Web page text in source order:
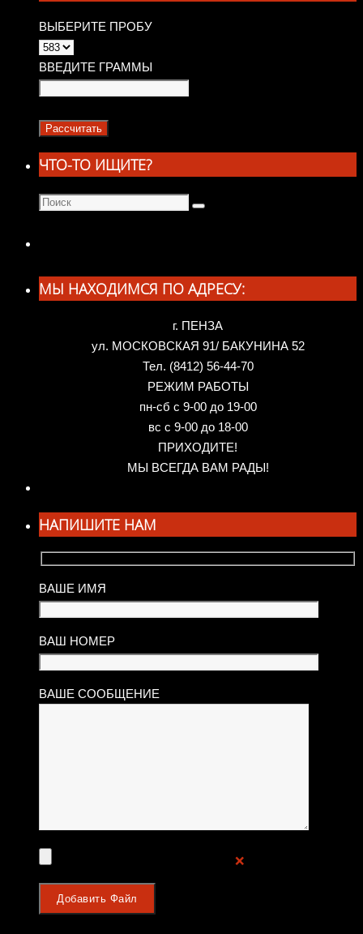
ВЫБЕРИТЕ ПРОБУ
ВВЕДИТЕ ГРАММЫ
ЧТО-ТО ИЩИТЕ?
Что
Поиск
МЫ НАХОДИМСЯ ПО АДРЕСУ:
г. ПЕНЗА
ул. МОСКОВСКАЯ 91/ БАКУНИНА 52
Тел. (8412) 56-44-70
РЕЖИМ РАБОТЫ
пн-сб с 9-00 до 19-00
вс с 9-00 до 18-00
ПРИХОДИТЕ!
МЫ ВСЕГДА ВАМ РАДЫ!
НАПИШИТЕ НАМ
ВАШЕ ИМЯ
ВАШ НОМЕР
ВАШЕ СООБЩЕНИЕ
❌